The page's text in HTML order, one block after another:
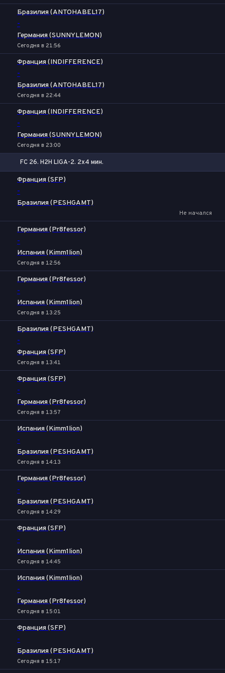
Бразилия (ANTOHABEL17)
-
Германия (SUNNYLEMON)
Сегодня в 21:56
Франция (INDIFFERENCE)
-
Бразилия (ANTOHABEL17)
Сегодня в 22:44
Франция (INDIFFERENCE)
-
Германия (SUNNYLEMON)
Сегодня в 23:00
FC 26. H2H LIGA-2. 2x4 мин.
Франция (SFP)
-
Бразилия (PESHGAMT)
Не начался
Германия (Pr8fessor)
-
Испания (Kimm1lion)
Сегодня в 12:56
Германия (Pr8fessor)
-
Испания (Kimm1lion)
Сегодня в 13:25
Бразилия (PESHGAMT)
-
Франция (SFP)
Сегодня в 13:41
Франция (SFP)
-
Германия (Pr8fessor)
Сегодня в 13:57
Испания (Kimm1lion)
-
Бразилия (PESHGAMT)
Сегодня в 14:13
Германия (Pr8fessor)
-
Бразилия (PESHGAMT)
Сегодня в 14:29
Франция (SFP)
-
Испания (Kimm1lion)
Сегодня в 14:45
Испания (Kimm1lion)
-
Германия (Pr8fessor)
Сегодня в 15:01
Франция (SFP)
-
Бразилия (PESHGAMT)
Сегодня в 15:17